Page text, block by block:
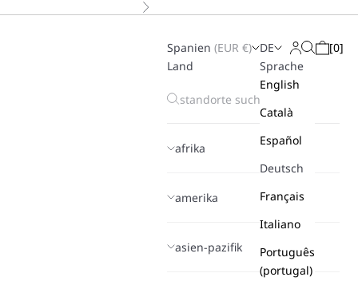
Vor
Spanien (EUR €)
Land
afrika
amerika
asien-pazifik
DE
Sprache
English
Català
Español
Deutsch
Français
Italiano
Português
(portugal)
Anmelden
Suchen
[0]